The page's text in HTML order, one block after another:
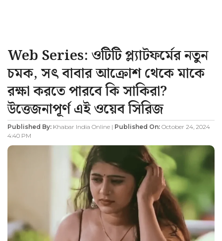
Web Series: ওটিটি প্ল্যাটফর্মের নতুন
চমক, সৎ বাবার আক্রোশ থেকে মাকে
রক্ষা করতে পারবে কি সাকিরা?
উত্তেজনাপূর্ণ এই ওয়েব সিরিজ
Published By: Khabar India Online | Published On: October 24, 2024
4:40 PM